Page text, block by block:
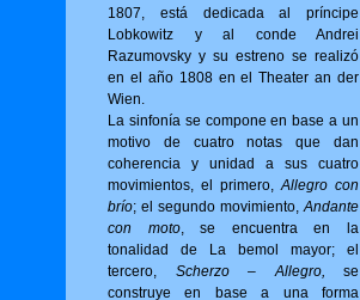
1807, está dedicada al príncipe
Lobkowitz y al conde Andrei
Razumovsky y su estreno se realizó
en el año 1808 en el Theater an der
Wien.
La sinfonía se compone en base a un
motivo de cuatro notas que dan
coherencia y unidad a sus cuatro
movimientos, el primero,Allegro con
brío; el segundo movimiento,Andante
con moto, se encuentra en la
tonalidad de La bemol mayor; el
tercero, Scherzo – Allegro, se
construye en base a una forma